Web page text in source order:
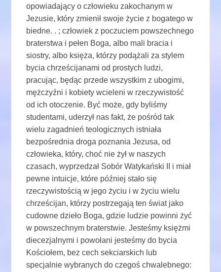
opowiadający o człowieku zakochanym w
Jezusie, który zmienił swoje życie z bogatego w
biedne. . ; człowiek z poczuciem powszechnego
braterstwa i pełen Boga, albo mali bracia i
siostry, albo księża, którzy podążali za stylem
bycia chrześcijanami od prostych ludzi,
pracując, będąc przede wszystkim z ubogimi,
mężczyźni i kobiety wcieleni w rzeczywistość
od ich otoczenie. Być może, gdy byliśmy
studentami, uderzył nas fakt, że pośród tak
wielu zagadnień teologicznych istniała
bezpośrednia droga poznania Jezusa, od
człowieka, który, choć nie żył w naszych
czasach, wyprzedzał Sobór Watykański II i miał
pewne intuicje, które później stało się
rzeczywistością w jego życiu i w życiu wielu
chrześcijan, którzy postrzegają ten świat jako
cudowne dzieło Boga, gdzie ludzie powinni żyć
w powszechnym braterstwie. Jesteśmy księżmi
diecezjalnymi i powołani jesteśmy do bycia
Kościołem, bez cech sekciarskich lub
specjalnie wybranych do czegoś chwalebnego: